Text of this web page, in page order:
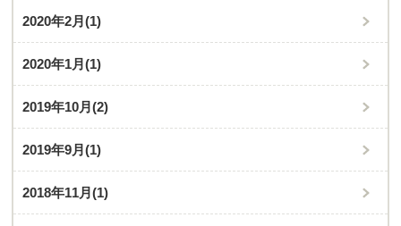
2020年2月(1)
2020年1月(1)
2019年10月(2)
2019年9月(1)
2018年11月(1)